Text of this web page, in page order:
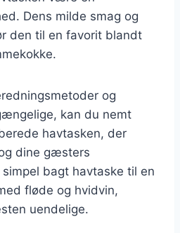
Dens milde smag og
den til en favorit blandt
og
kan du nemt
havtasken, der
dine gæsters
bagt havtaske til en
fløde og hvidvin,
uendelige.